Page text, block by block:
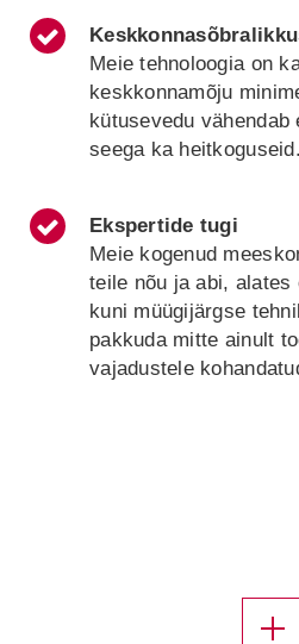
Meie tehnoloogia on
keskkonnamõju
kütusevedu
seega ka heitkoguseid.
Ekspertide tugi
Meie kogenud
teile nõu ja abi, alates
kuni müügijärgse
pakkuda mitte ainult
vajadustele